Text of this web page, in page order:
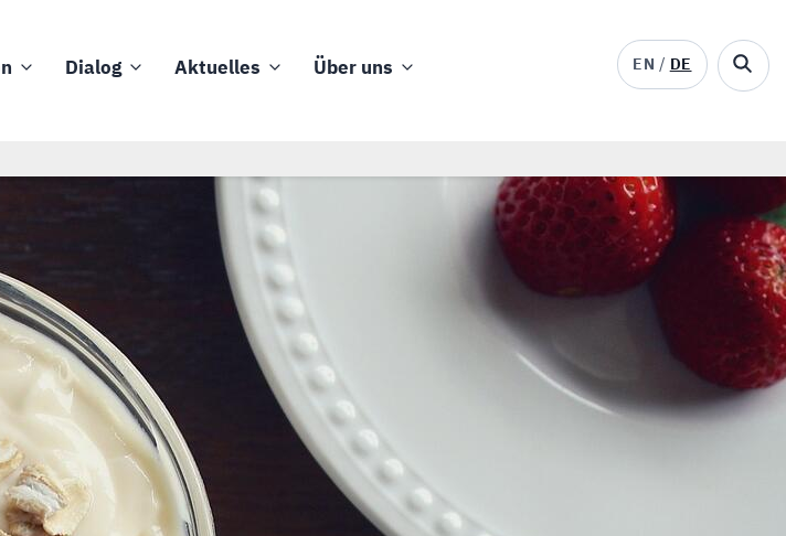
Dialog Aktuelles Über uns EN DE